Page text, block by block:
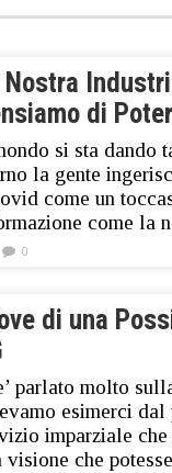
Nostra
di
si sta dando
la gente
come un
come la
0
di una
parlato molto
esimerci
imparziale
visione che